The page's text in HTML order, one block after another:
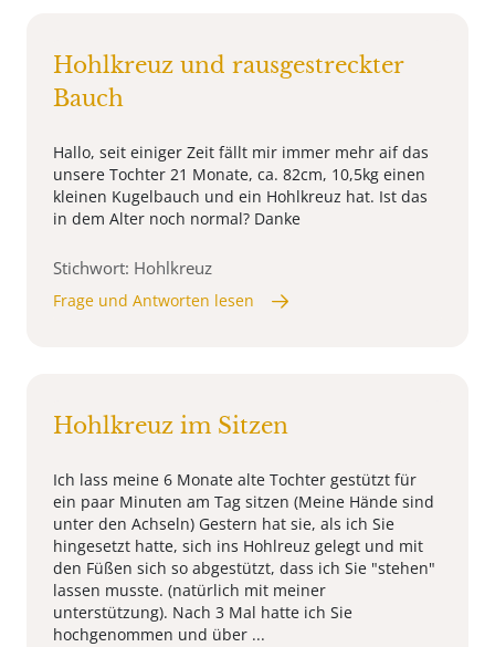
Hohlkreuz und rausgestreckter
Bauch
Hallo, seit einiger Zeit fällt mir immer mehr aif das
unsere Tochter 21 Monate, ca. 82cm, 10,5kg einen
kleinen Kugelbauch und ein Hohlkreuz hat. Ist das
in dem Alter noch normal? Danke
Stichwort: Hohlkreuz
Frage und Antworten lesen
Hohlkreuz im Sitzen
Ich lass meine 6 Monate alte Tochter gestützt für
ein paar Minuten am Tag sitzen (Meine Hände sind
unter den Achseln) Gestern hat sie, als ich Sie
hingesetzt hatte, sich ins Hohlreuz gelegt und mit
den Füßen sich so abgestützt, dass ich Sie "stehen"
lassen musste. (natürlich mit meiner
unterstützung). Nach 3 Mal hatte ich Sie
hochgenommen und über ...